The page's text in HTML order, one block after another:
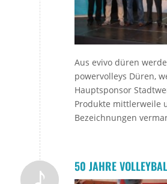
Aus evivo düren
powervolleys Düren,
Hauptsponsor
Produkte mittlerweile
Bezeichnungen
50 JAHRE